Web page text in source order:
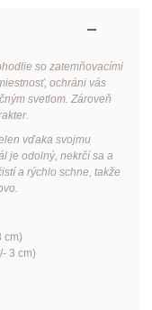
so zatemňovacími
ochráni vás
svetlom. Zároveň
vďaka svojmu
je odolný, nekrčí sa a
a rýchlo schne, takže
cm)
3 cm)